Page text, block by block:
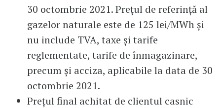
30 octombrie 2021. Preţul de referinţă al
gazelor naturale este de 125 lei/MWh şi
nu include TVA, taxe şi tarife
reglementate, tarife de înmagazinare,
precum şi acciza, aplicabile la data de 30
octombrie 2021.
Preţul final achitat de clientul casnic